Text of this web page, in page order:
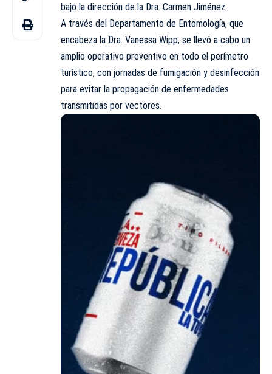
bajo la dirección de la Dra. Carmen Jiménez.
A través del Departamento de Entomología, que
encabeza la Dra. Vanessa Wipp, se llevó a cabo un
amplio operativo preventivo en todo el perímetro
turístico, con jornadas de fumigación y desinfección
para evitar la propagación de enfermedades
transmitidas por vectores.